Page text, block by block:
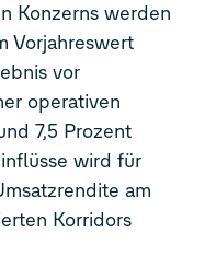
Konzerns werden
Vorjahreswert
vor
operativen
7,5 Prozent
wird für
am
Korridors